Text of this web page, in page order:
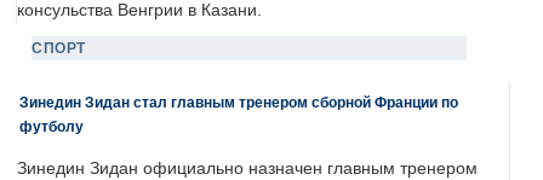
консульства Венгрии в Казани.
СПОРТ
Зинедин Зидан стал главным тренером сборной Франции по
футболу
Зинедин Зидан официально назначен главным тренером